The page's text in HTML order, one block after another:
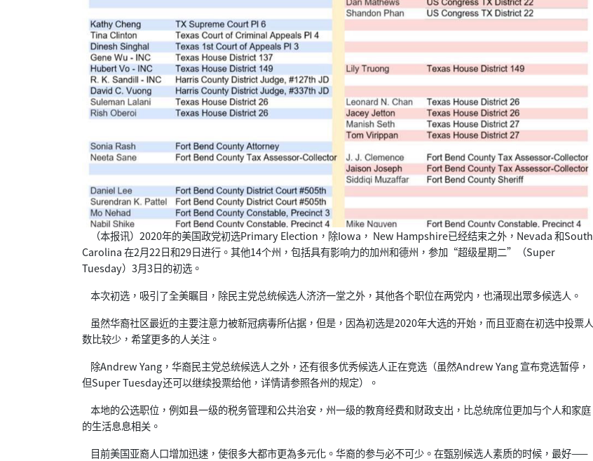
（本报讯）2020年的美国政党初选Primary Election，除Iowa， New Hampshire已经结束之外，Nevada 和South
Carolina 在2月22日和29日进行。其他14个州，包括具有影响力的加州和德州，参加“超级星期二”（Super
Tuesday）3月3日的初选。
本次初选，吸引了全美瞩目，除民主党总统候选人济济一堂之外，其他各个职位在两党内，也涌现出眾多候选人。
虽然华裔社区最近的主要注意力被新冠病毒所佔据，但是，因為初选是2020年大选的开始，而且亚裔在初选中投票人
数比较少，希望更多的人关注。
除Andrew Yang，华裔民主党总统候选人之外，还有很多优秀候选人正在竞选（虽然Andrew Yang 宣布竞选暂停，
但Super Tuesday还可以继续投票给他，详情请参照各州的规定）。
本地的公选职位，例如县一级的税务管理和公共治安，州一级的教育经费和财政支出，比总统席位更加与个人和家庭
的生活息息相关。
目前美国亚裔人口增加迅速，使很多大都市更為多元化。华裔的参与必不可少。在甄别候选人素质的时候，最好——